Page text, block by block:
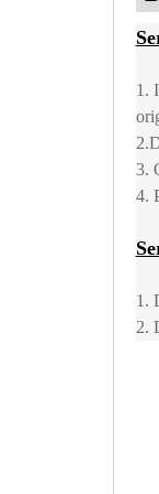
1.
3.
4.
1.
2.